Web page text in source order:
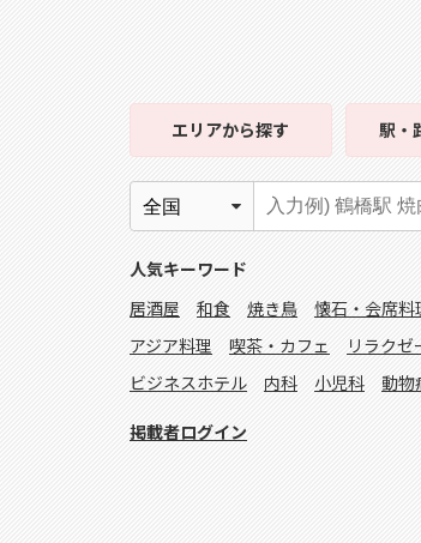
エリアから探す 駅・
人気キーワード
居酒屋
和食 焼き鳥 懐石・会席料
アジア料理
喫茶・カフェ リラクゼ
ビジネスホテル
内科 小児科 動物
掲載者ログイン